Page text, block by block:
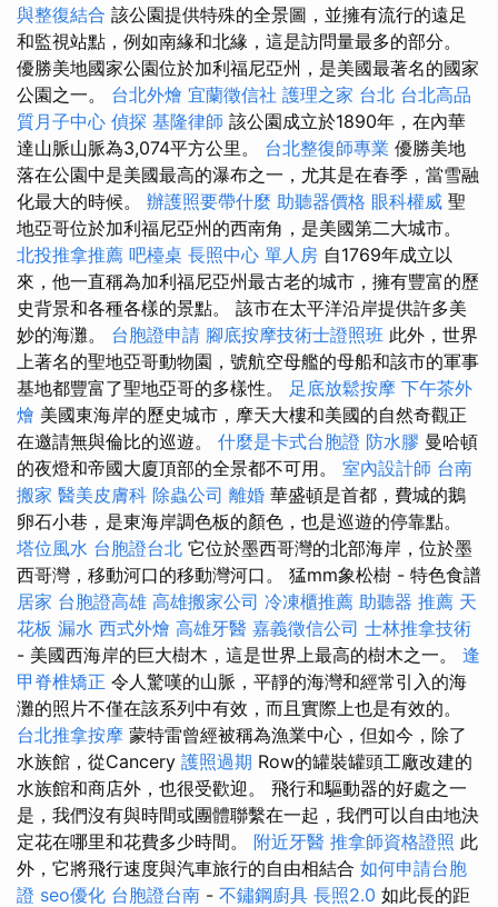
與整復結合 該公園提供特殊的全景圖，並擁有流行的遠足
和監視站點，例如南緣和北緣，這是訪問量最多的部分。
優勝美地國家公園位於加利福尼亞州，是美國最著名的國家
公園之一。 台北外燴 宜蘭徵信社 護理之家 台北 台北高品
質月子中心 偵探 基隆律師 該公園成立於1890年，在內華
達山脈山脈為3,074平方公里。 台北整復師專業 優勝美地
落在公園中是美國最高的瀑布之一，尤其是在春季，當雪融
化最大的時候。 辦護照要帶什麼 助聽器價格 眼科權威 聖
地亞哥位於加利福尼亞州的西南角，是美國第二大城市。
北投推拿推薦 吧檯桌 長照中心 單人房 自1769年成立以
來，他一直稱為加利福尼亞州最古老的城市，擁有豐富的歷
史背景和各種各樣的景點。 該市在太平洋沿岸提供許多美
妙的海灘。 台胞證申請 腳底按摩技術士證照班 此外，世界
上著名的聖地亞哥動物園，號航空母艦的母船和該市的軍事
基地都豐富了聖地亞哥的多樣性。 足底放鬆按摩 下午茶外
燴 美國東海岸的歷史城市，摩天大樓和美國的自然奇觀正
在邀請無與倫比的巡遊。 什麼是卡式台胞證 防水膠 曼哈頓
的夜燈和帝國大廈頂部的全景都不可用。 室內設計師 台南
搬家 醫美皮膚科 除蟲公司 離婚 華盛頓是首都，費城的鵝
卵石小巷，是東海岸調色板的顏色，也是巡遊的停靠點。
塔位風水 台胞證台北 它位於墨西哥灣的北部海岸，位於墨
西哥灣，移動河口的移動灣河口。 猛mm象松樹 - 特色食譜
居家 台胞證高雄 高雄搬家公司 冷凍櫃推薦 助聽器 推薦 天
花板 漏水 西式外燴 高雄牙醫 嘉義徵信公司 士林推拿技術
- 美國西海岸的巨大樹木，這是世界上最高的樹木之一。 逢
甲脊椎矯正 令人驚嘆的山脈，平靜的海灣和經常引入的海
灘的照片不僅在該系列中有效，而且實際上也是有效的。
台北推拿按摩 蒙特雷曾經被稱為漁業中心，但如今，除了
水族館，從Cancery 護照過期 Row的罐裝罐頭工廠改建的
水族館和商店外，也很受歡迎。 飛行和驅動器的好處之一
是，我們沒有與時間或團體聯繫在一起，我們可以自由地決
定花在哪里和花費多少時間。 附近牙醫 推拿師資格證照 此
外，它將飛行速度與汽車旅行的自由相結合 如何申請台胞
證 seo優化 台胞證台南 - 不鏽鋼廚具 長照2.0 如此長的距